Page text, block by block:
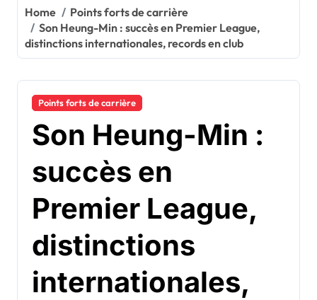
Home
Points forts de carrière
Son Heung-Min : succès en Premier League,
distinctions internationales, records en club
Points forts de carrière
Son Heung-Min :
succès en
Premier League,
distinctions
internationales,